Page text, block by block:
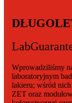
Wprowadziliśmy
laboratoryjnym
lakieru; wśród
ZET oraz